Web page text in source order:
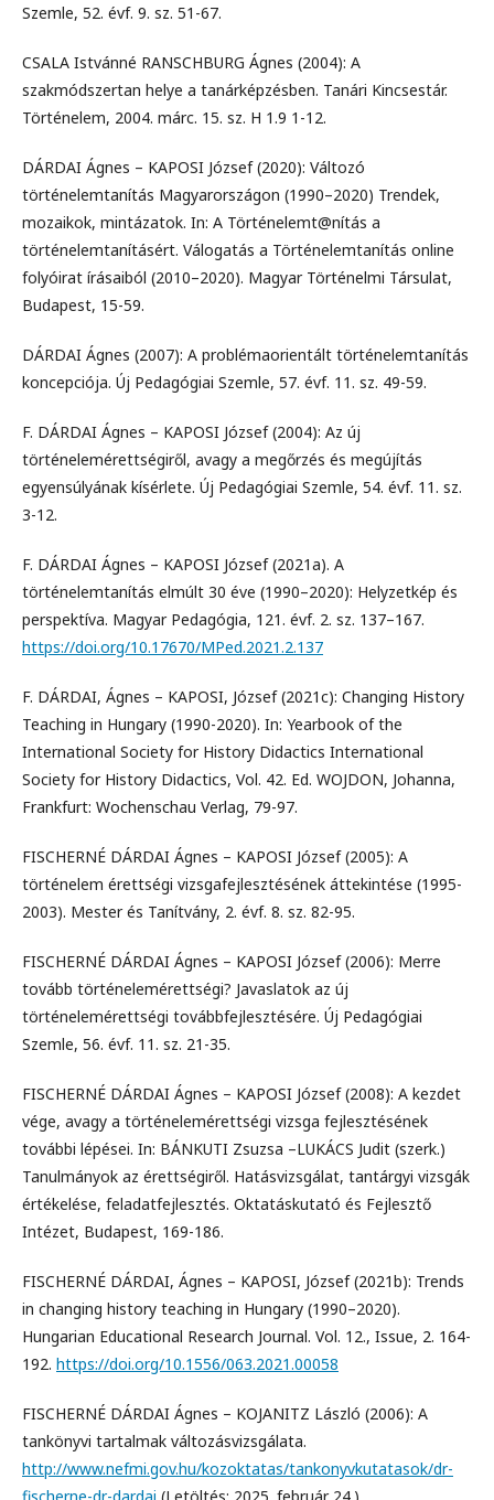
Szemle, 52. évf. 9. sz. 51-67.
CSALA Istvánné RANSCHBURG Ágnes (2004): A
szakmódszertan helye a tanárképzésben. Tanári Kincsestár.
Történelem, 2004. márc. 15. sz. H 1.9 1-12.
DÁRDAI Ágnes – KAPOSI József (2020): Változó
történelemtanítás Magyarországon (1990–2020) Trendek,
mozaikok, mintázatok. In: A Történelemt@nítás a
történelemtanításért. Válogatás a Történelemtanítás online
folyóirat írásaiból (2010–2020). Magyar Történelmi Társulat,
Budapest, 15-59.
DÁRDAI Ágnes (2007): A problémaorientált történelemtanítás
koncepciója. Új Pedagógiai Szemle, 57. évf. 11. sz. 49-59.
F. DÁRDAI Ágnes – KAPOSI József (2004): Az új
történelemérettségiről, avagy a megőrzés és megújítás
egyensúlyának kísérlete. Új Pedagógiai Szemle, 54. évf. 11. sz.
3-12.
F. DÁRDAI Ágnes – KAPOSI József (2021a). A
történelemtanítás elmúlt 30 éve (1990–2020): Helyzetkép és
perspektíva. Magyar Pedagógia, 121. évf. 2. sz. 137–167.
https://doi.org/10.17670/MPed.2021.2.137
F. DÁRDAI, Ágnes – KAPOSI, József (2021c): Changing History
Teaching in Hungary (1990-2020). In: Yearbook of the
International Society for History Didactics International
Society for History Didactics, Vol. 42. Ed. WOJDON, Johanna,
Frankfurt: Wochenschau Verlag, 79-97.
FISCHERNÉ DÁRDAI Ágnes – KAPOSI József (2005): A
történelem érettségi vizsgafejlesztésének áttekintése (1995-
2003). Mester és Tanítvány, 2. évf. 8. sz. 82-95.
FISCHERNÉ DÁRDAI Ágnes – KAPOSI József (2006): Merre
tovább történelemérettségi? Javaslatok az új
történelemérettségi továbbfejlesztésére. Új Pedagógiai
Szemle, 56. évf. 11. sz. 21-35.
FISCHERNÉ DÁRDAI Ágnes – KAPOSI József (2008): A kezdet
vége, avagy a történelemérettségi vizsga fejlesztésének
további lépései. In: BÁNKUTI Zsuzsa –LUKÁCS Judit (szerk.)
Tanulmányok az érettségiről. Hatásvizsgálat, tantárgyi vizsgák
értékelése, feladatfejlesztés. Oktatáskutató és Fejlesztő
Intézet, Budapest, 169-186.
FISCHERNÉ DÁRDAI, Ágnes – KAPOSI, József (2021b): Trends
in changing history teaching in Hungary (1990–2020).
Hungarian Educational Research Journal. Vol. 12., Issue, 2. 164-
192. https://doi.org/10.1556/063.2021.00058
FISCHERNÉ DÁRDAI Ágnes – KOJANITZ László (2006): A
tankönyvi tartalmak változásvizsgálata.
http://www.nefmi.gov.hu/kozoktatas/tankonyvkutatasok/dr-